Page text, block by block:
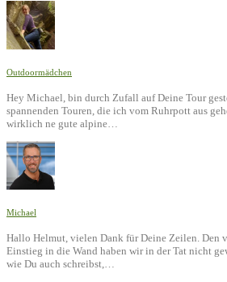
Outdoormädchen
Hey Michael, bin durch Zufall auf Deine Tour
spannenden Touren, die ich vom Ruhrpott aus
wirklich ne gute alpine…
Michael
Hallo Helmut, vielen Dank für Deine Zeilen. Den
Einstieg in die Wand haben wir in der Tat nicht
wie Du auch schreibst,…